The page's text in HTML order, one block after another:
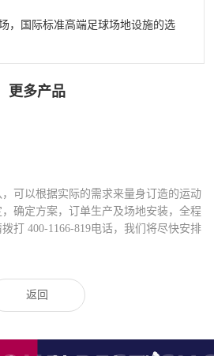
，国际标准高端足球场地设施的选
更多产品
可以根据实际的需求来量身订造的运动
确定方案，订单生产及场地安装，全程
打 400-1166-819电话，我们将尽快安排
返回